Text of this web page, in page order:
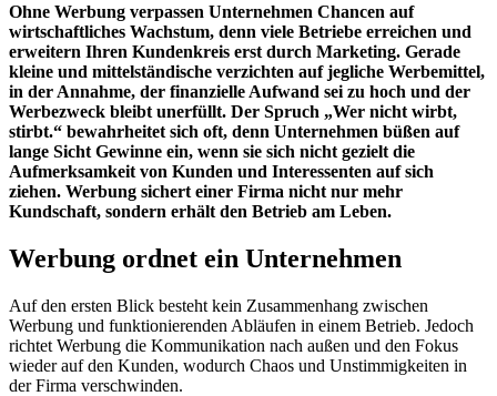
Ohne Werbung verpassen Unternehmen Chancen auf
wirtschaftliches Wachstum, denn viele Betriebe erreichen und
erweitern Ihren Kundenkreis erst durch Marketing. Gerade
kleine und mittelständische verzichten auf jegliche Werbemittel,
in der Annahme, der finanzielle Aufwand sei zu hoch und der
Werbezweck bleibt unerfüllt. Der Spruch „Wer nicht wirbt,
stirbt.“ bewahrheitet sich oft, denn Unternehmen büßen auf
lange Sicht Gewinne ein, wenn sie sich nicht gezielt die
Aufmerksamkeit von Kunden und Interessenten auf sich
ziehen. Werbung sichert einer Firma nicht nur mehr
Kundschaft, sondern erhält den Betrieb am Leben.
Werbung ordnet ein Unternehmen
Auf den ersten Blick besteht kein Zusammenhang zwischen
Werbung und funktionierenden Abläufen in einem Betrieb. Jedoch
richtet Werbung die Kommunikation nach außen und den Fokus
wieder auf den Kunden, wodurch Chaos und Unstimmigkeiten in
der Firma verschwinden.